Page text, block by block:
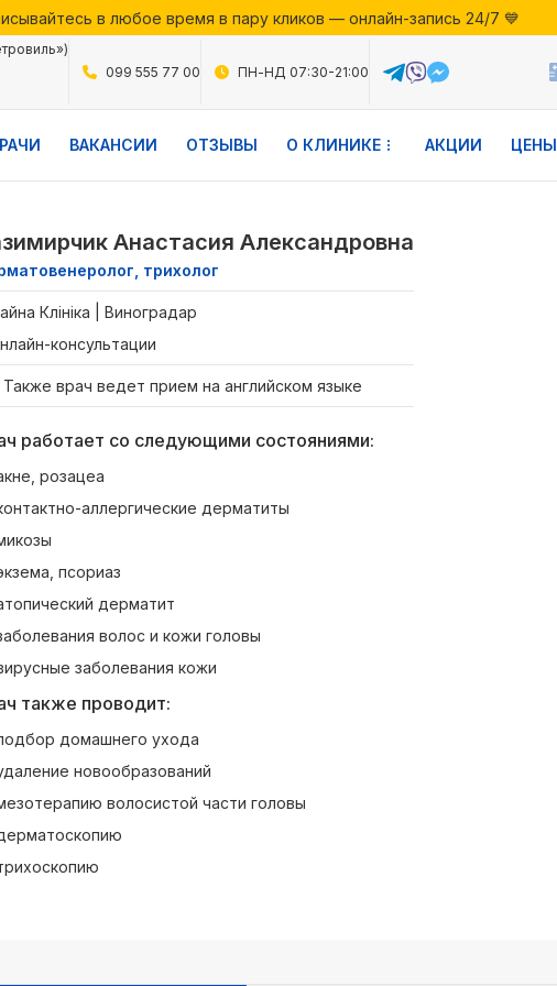
в любое время в пару кликов — онлайн-запись 24/7 💙
в Файній Клініці — воспользуйтесь выгодными предложениями
в любое время в пару кликов — онлайн-запись 24/7 💙
099 555 77 00
ПН-НД 07:30-21:00
ВАКАНСИИ ОТЗЫВЫ О КЛИНИКЕ АКЦИИ ЦЕНЫ
Анастасия Александровна
трихолог
Клініка | Виноградар
консультации
Также врач ведет прием на английском языке
работает со следующими состояниями:
розацеа
аллергические дерматиты
псориаз
дерматит
волос и кожи головы
заболевания кожи
также проводит:
домашнего ухода
новообразований
волосистой части головы